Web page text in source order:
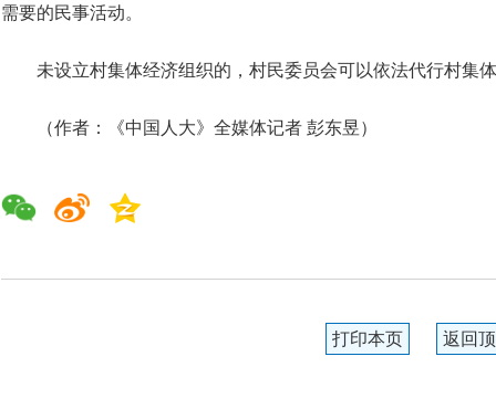
需要的民事活动。
未设立村集体经济组织的，村民委员会可以依法代行村集
（作者：《中国人大》全媒体记者 彭东昱）
打印本页 返回